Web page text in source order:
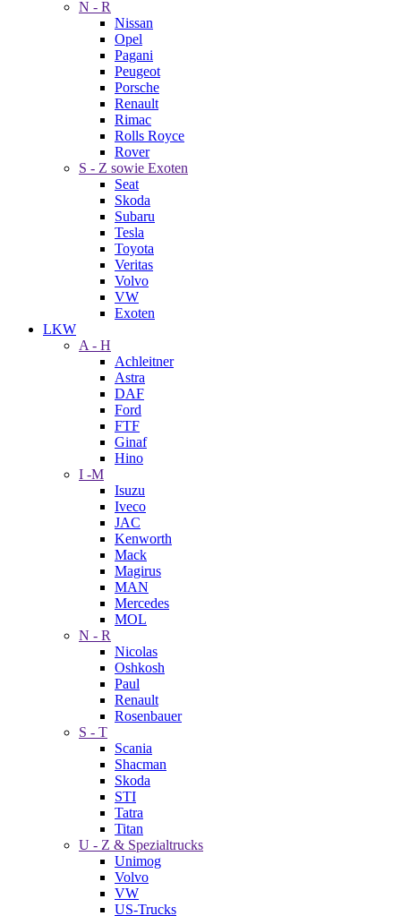
N - R
Nissan
Opel
Pagani
Peugeot
Porsche
Renault
Rimac
Rolls Royce
Rover
S - Z sowie Exoten
Seat
Skoda
Subaru
Tesla
Toyota
Veritas
Volvo
VW
Exoten
LKW
A - H
Achleitner
Astra
DAF
Ford
FTF
Ginaf
Hino
I -M
Isuzu
Iveco
JAC
Kenworth
Mack
Magirus
MAN
Mercedes
MOL
N - R
Nicolas
Oshkosh
Paul
Renault
Rosenbauer
S - T
Scania
Shacman
Skoda
STI
Tatra
Titan
U - Z & Spezialtrucks
Unimog
Volvo
VW
US-Trucks